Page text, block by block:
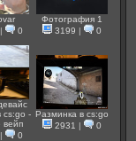
| 0
Фотография 1
3199 | 0
cs:go -
вейп
| 0
Разминка в cs:go
2931 | 0